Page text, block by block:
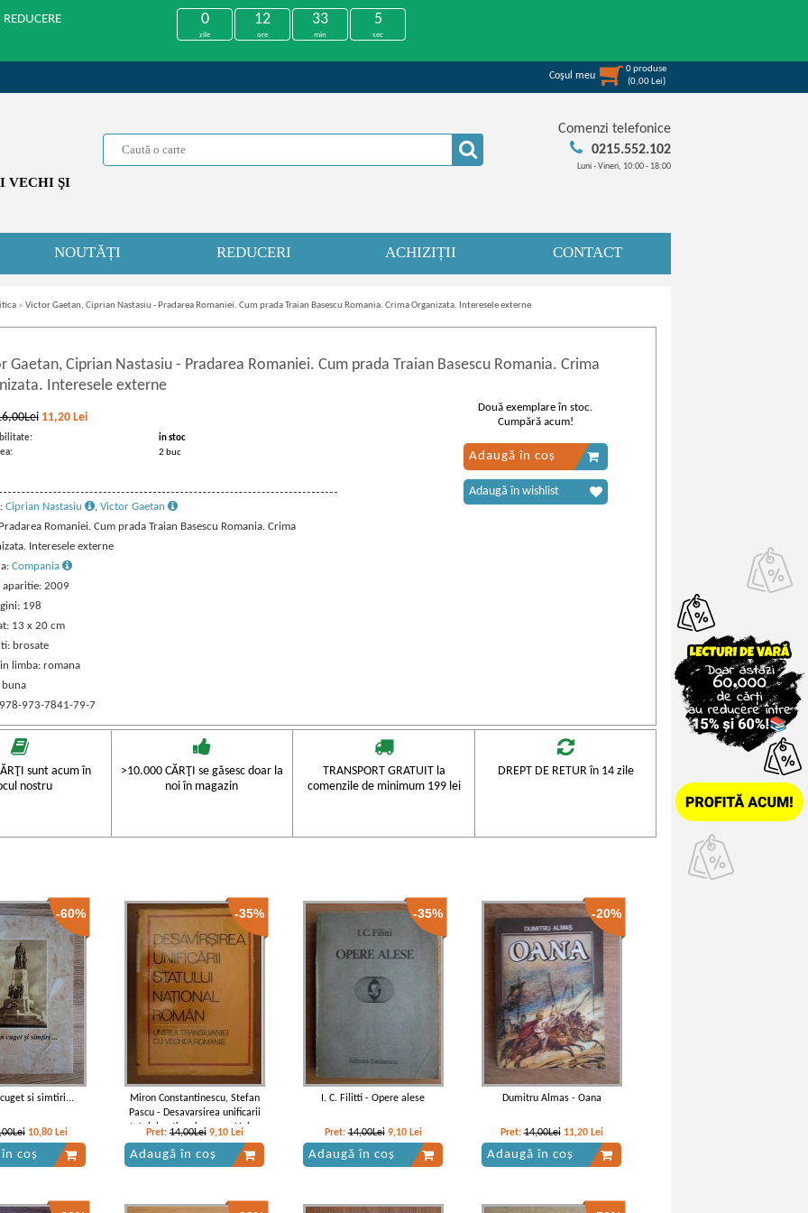
0
zile
12
ore
33
min
5
sec
Coşul meu
0produse
(0,00 Lei)
VECHI ŞI
Comenzi telefonice
0215.552.102
Luni - Vineri, 10:00 - 18:00
NOUTĂȚI REDUCERI ACHIZIȚII CONTACT
» Victor Gaetan, Ciprian Nastasiu - Pradarea Romaniei. Cum prada Traian Basescu Romania. Crima Organizata. Interesele externe
Gaetan, Ciprian Nastasiu - Pradarea Romaniei. Cum prada Traian Basescu Romania. Crima
Interesele externe
11,20 Lei
in stoc
2 buc
Ciprian Nastasiu , Victor Gaetan
Romaniei. Cum prada Traian Basescu Romania. Crima
Interesele externe
Compania
aparitie: 2009
198
13 x 20 cm
brosate
limba: romana
buna
978-973-7841-79-7
Două exemplare în stoc.
Cumpără acum!
Adaugă în coș
Adaugă în wishlist
sunt acum în
nostru
>10.000 CĂRŢI se găsesc doar la
noi în magazin
TRANSPORT GRATUIT la
comenzile de minimum 199 lei
DREPT DE RETUR în 14 zile
-60%
si simtiri...
10,80 Lei
coș
-35%
Miron Constantinescu, Stefan
Pascu - Desavarsirea unificarii
statului national roman. Unirea
Transilvaniei cu vechea Romanie
Pret:14,00Lei 9,10 Lei
Adaugă în coș
-35%
I. C. Filitti - Opere alese
Pret:14,00Lei 9,10 Lei
Adaugă în coș
-20%
Dumitru Almas - Oana
Pret:14,00Lei 11,20 Lei
Adaugă în coș